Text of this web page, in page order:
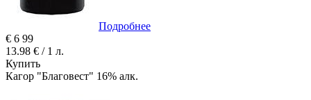
Подробнее
€ 6 99
13.98 € / 1 л.
Купить
Кагор "Благовест" 16% алк.